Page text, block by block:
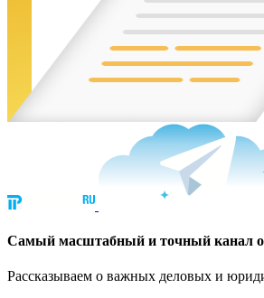
Cамый масштабный и точный канал о
Рассказываем о важных деловых и